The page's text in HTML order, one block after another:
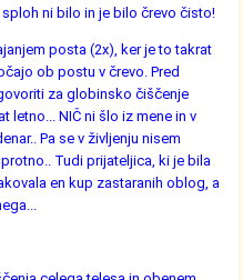
ni bilo in je bilo črevo čisto!
posta (2x), ker je to takrat
ob postu v črevo. Pred
za globinsko čiščenje
letno... NIČ ni šlo iz mene in v
Pa se v življenju nisem
Tudi prijateljica, ki je bila
en kup zastaranih oblog, a